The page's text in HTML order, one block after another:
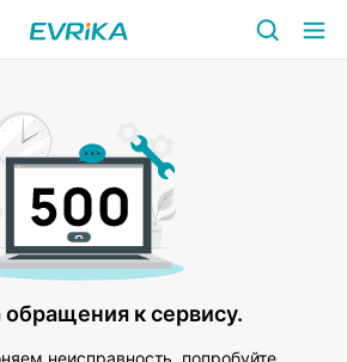
к сервису.
неисправность, попробуйте